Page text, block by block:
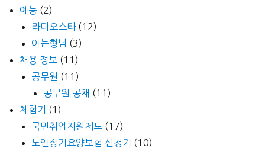
예능 (2)
라디오스타(12)
아는형님 (3)
채용 정보 (11)
공무원 (11)
공무원 공채 (11)
체험기
(1)
국민취업지원제도 (17)
노인장기요양보험 신청기
(10)